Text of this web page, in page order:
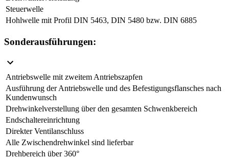
Steuerwelle
Hohlwelle mit Profil DIN 5463, DIN 5480 bzw. DIN 6885
Sonderausführungen:
Antriebswelle mit zweitem Antriebszapfen
Ausführung der Antriebswelle und des Befestigungsflansches nach
Kundenwunsch
Drehwinkelverstellung über den gesamten Schwenkbereich
Endschaltereinrichtung
Direkter Ventilanschluss
Alle Zwischendrehwinkel sind lieferbar
Drehbereich über 360°